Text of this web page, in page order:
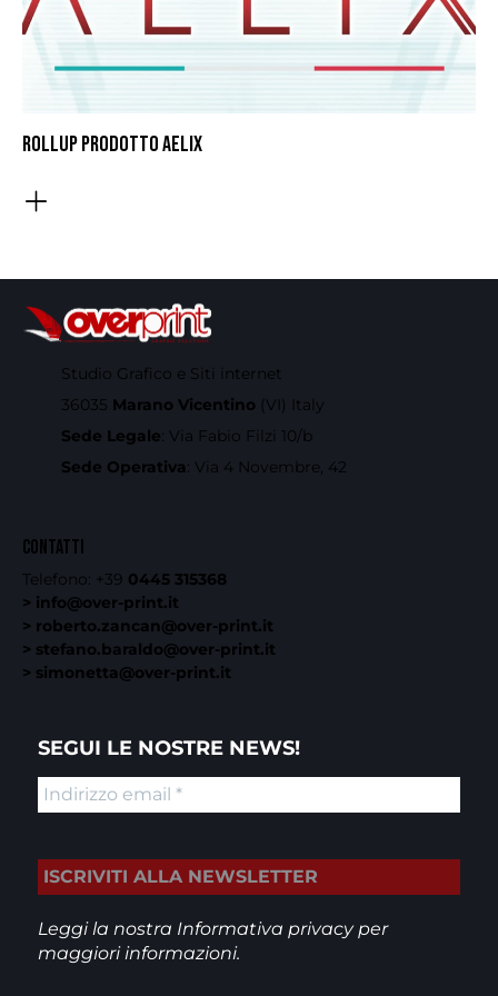
ROLLUP PRODOTTO AELIX
Studio Grafico e Siti internet
36035 Marano Vicentino (VI) Italy
Sede Legale: Via Fabio Filzi 10/b
Sede Operativa: Via 4 Novembre, 42
CONTATTI
Telefono: +39 0445 315368
> info@over-print.it
> roberto.zancan@over-print.it
> stefano.baraldo@over-print.it
> simonetta@over-print.it
SEGUI LE NOSTRE NEWS!
Leggi la nostra Informativa privacyper
maggiori informazioni.